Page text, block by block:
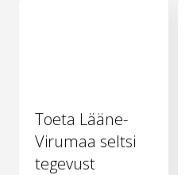
Toeta Lääne-
Virumaa seltsi
tegevust